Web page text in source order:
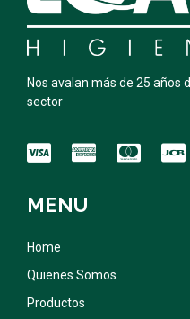
Nos avalan más de 25 años
sector
MENU
Home
Quienes Somos
Productos